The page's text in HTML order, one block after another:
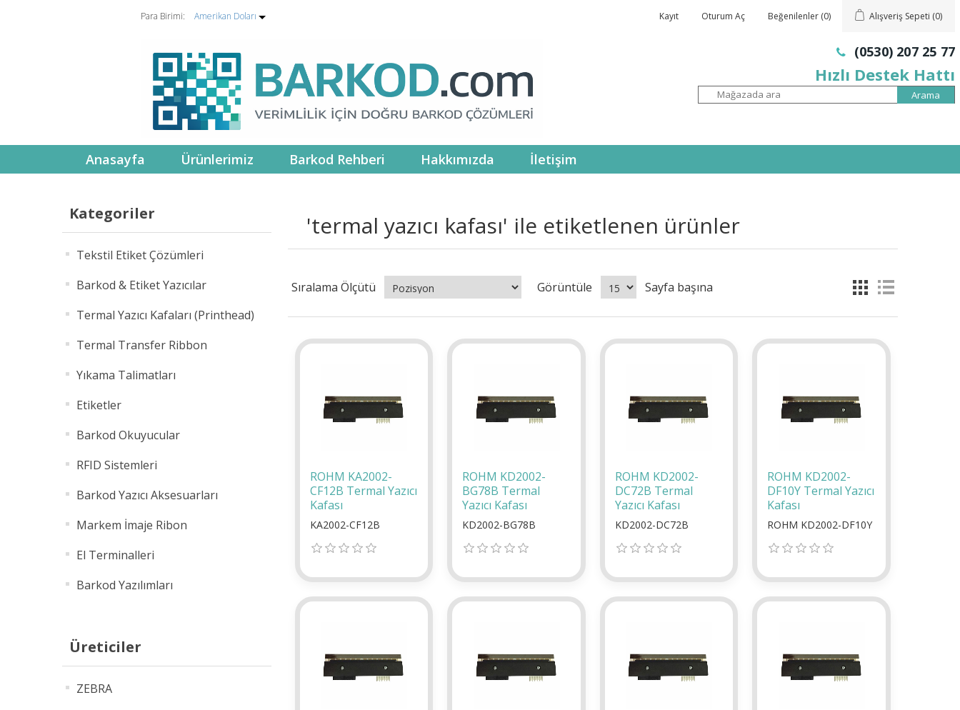
Para Birimi: Amerikan Doları Kayıt Oturum Aç Beğenilenler (0) Alışveriş Sepeti (0)
(0530) 207 25 77
Hızlı Destek Hattı
Anasayfa Ürünlerimiz Barkod Rehberi Hakkımızda İletişim
Kategoriler
Tekstil Etiket Çözümleri
Barkod & Etiket Yazıcılar
Termal Yazıcı Kafaları (Printhead)
Termal Transfer Ribbon
Yıkama Talimatları
Etiketler
Barkod Okuyucular
RFID Sistemleri
Barkod Yazıcı Aksesuarları
Markem İmaje Ribon
El Terminalleri
Barkod Yazılımları
Üreticiler
ZEBRA
'termal yazıcı kafası' ile etiketlenen ürünler
Sıralama Ölçütü Görüntüle Sayfa başına
ROHM KA2002-
CF12B Termal Yazıcı
Kafası
KA2002-CF12B
ROHM KD2002-
BG78B Termal
Yazıcı Kafası
KD2002-BG78B
ROHM KD2002-
DC72B Termal
Yazıcı Kafası
KD2002-DC72B
ROHM KD2002-
DF10Y Termal Yazıcı
Kafası
ROHM KD2002-DF10Y